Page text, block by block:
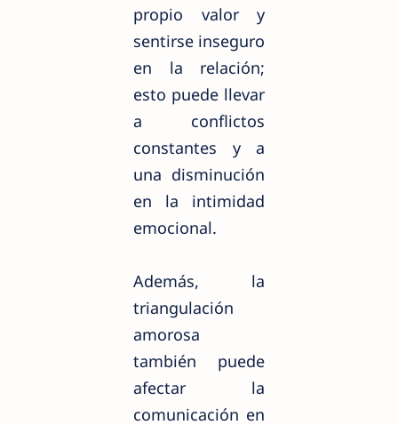
propio valor y
sentirse inseguro
en la relación;
esto puede llevar
a conflictos
constantes y a
una disminución
en la intimidad
emocional.
Además, la
triangulación
amorosa
también puede
afectar la
comunicación en